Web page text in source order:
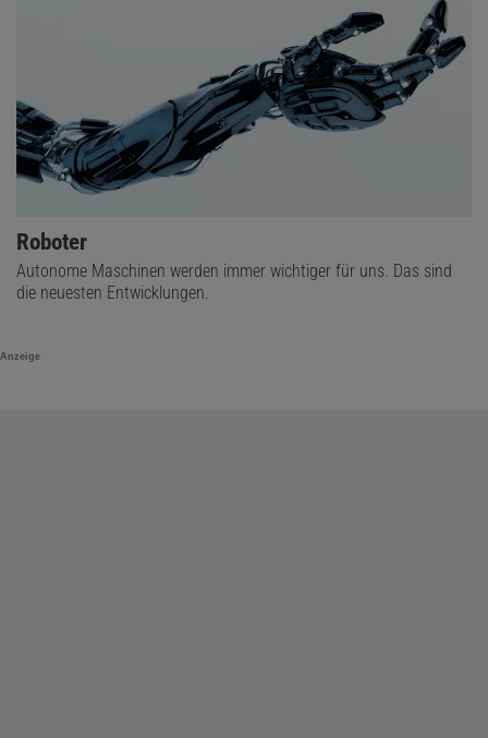
Roboter
Autonome Maschinen werden immer wichtiger für uns. Das sind
die neuesten Entwicklungen.
Anzeige